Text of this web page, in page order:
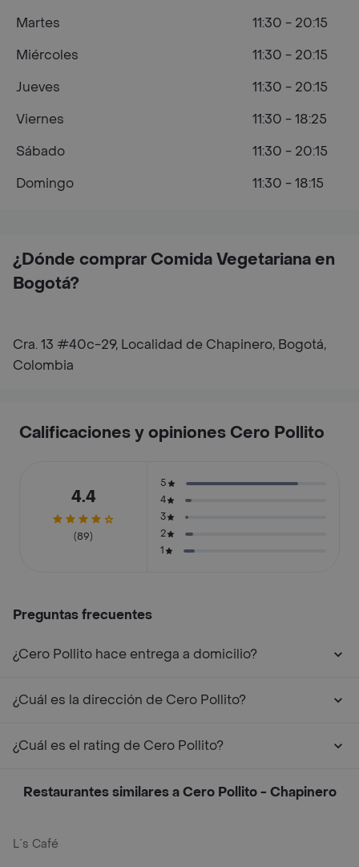
¿Dónde comprar Comida Vegetariana en
Bogotá?
Cra. 13 #40c-29, Localidad de Chapinero, Bogotá,
Colombia
Martes
11:30 - 20:15
Miércoles
11:30 - 20:15
Jueves
11:30 - 20:15
Viernes
11:30 - 18:25
Sábado
11:30 - 20:15
Domingo
11:30 - 18:15
Calificaciones y opiniones Cero Pollito
4.4
(89)
5
4
3
2
1
Preguntas frecuentes
¿Cero Pollito hace entrega a domicilio?
¿Cuál es la dirección de Cero Pollito?
¿Cuál es el rating de Cero Pollito?
Restaurantes similares a Cero Pollito - Chapinero
L´s Café